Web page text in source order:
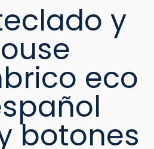
y
eco
botones